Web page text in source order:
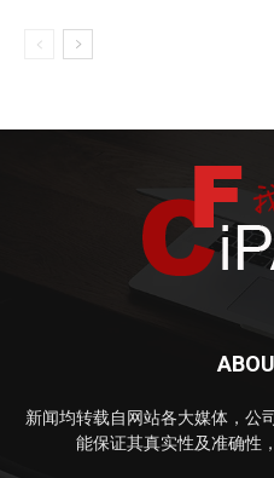
新闻均转载自网站各大媒体，公
能保证其真实性及准确性